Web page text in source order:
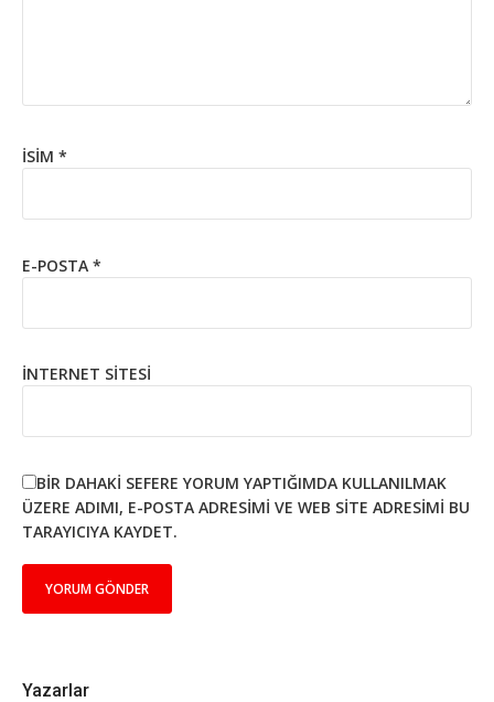
İSIM *
E-POSTA *
İNTERNET SITESI
BIR DAHAKI SEFERE YORUM YAPTIĞIMDA KULLANILMAK
ÜZERE ADIMI, E-POSTA ADRESIMI VE WEB SITE ADRESIMI BU
TARAYICIYA KAYDET.
Yazarlar